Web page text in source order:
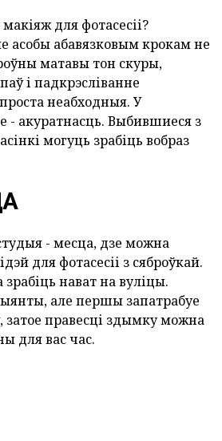
для фотасесіі?
асобы абавязковым крокам не
матавы тон скуры,
і падкрэсліванне
неабходныя. У
- акуратнасць. Выбившиеся з
могуць зрабіць вобраз
- месца, дзе можна
для фотасесіі з сяброўкай.
нават на вуліцы.
але першы запатрабуе
правесці здымку можна
для вас час.